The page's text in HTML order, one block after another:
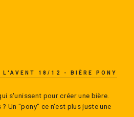
L'AVENT 18/12 - BIÈRE PONY
s'unissent pour créer une bière.
Un "pony" ce n'est plus juste une